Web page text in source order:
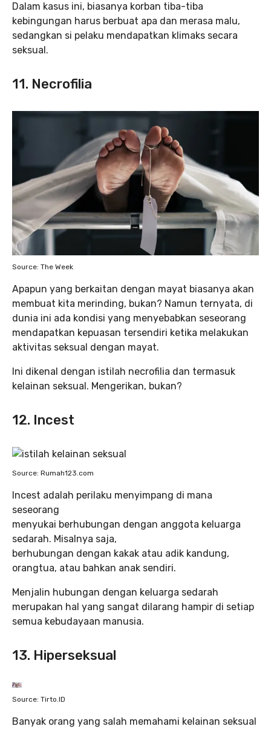
Dalam kasus ini, biasanya korban tiba-tiba
kebingungan harus berbuat apa dan merasa malu,
sedangkan si pelaku mendapatkan klimaks secara
seksual.
11. Necrofilia
Source: The Week
Apapun yang berkaitan dengan mayat biasanya akan
membuat kita merinding, bukan? Namun ternyata, di
dunia ini ada kondisi yang menyebabkan seseorang
mendapatkan kepuasan tersendiri ketika melakukan
aktivitas seksual dengan mayat.
Ini dikenal dengan istilah necrofilia dan termasuk
kelainan seksual. Mengerikan, bukan?
12. Incest
Source: Rumah123.com
Incest adalah perilaku menyimpang di mana
seseorang
menyukai berhubungan dengan anggota keluarga
sedarah. Misalnya saja,
berhubungan dengan kakak atau adik kandung,
orangtua, atau bahkan anak sendiri.
Menjalin hubungan dengan keluarga sedarah
merupakan hal yang sangat dilarang hampir di setiap
semua kebudayaan manusia.
13. Hiperseksual
Source: Tirto.ID
Banyak orang yang salah memahami kelainan seksual